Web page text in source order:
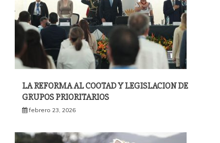
LA REFORMA AL COOTAD Y LEGISLACION DE
GRUPOS PRIORITARIOS
febrero 23, 2026